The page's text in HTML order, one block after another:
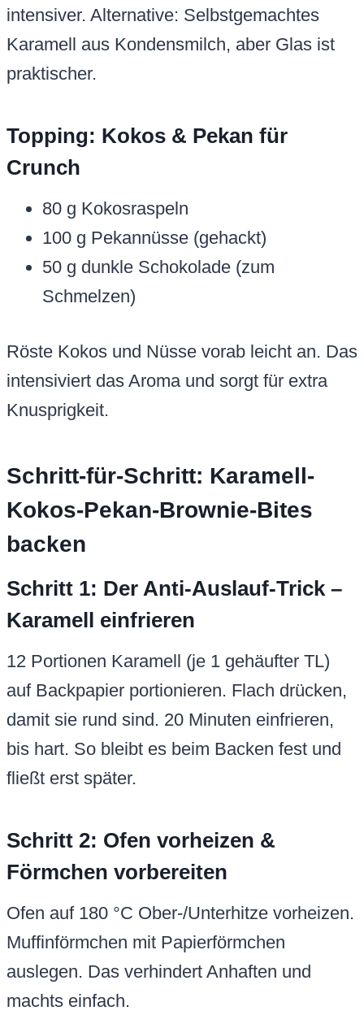
intensiver. Alternative: Selbstgemachtes
Karamell aus Kondensmilch, aber Glas ist
praktischer.
Topping: Kokos & Pekan für
Crunch
80 g Kokosraspeln
100 g Pekannüsse (gehackt)
50 g dunkle Schokolade (zum
Schmelzen)
Röste Kokos und Nüsse vorab leicht an. Das
intensiviert das Aroma und sorgt für extra
Knusprigkeit.
Schritt-für-Schritt: Karamell-
Kokos-Pekan-Brownie-Bites
backen
Schritt 1: Der Anti-Auslauf-Trick –
Karamell einfrieren
12 Portionen Karamell (je 1 gehäufter TL)
auf Backpapier portionieren. Flach drücken,
damit sie rund sind. 20 Minuten einfrieren,
bis hart. So bleibt es beim Backen fest und
fließt erst später.
Schritt 2: Ofen vorheizen &
Förmchen vorbereiten
Ofen auf 180 °C Ober-/Unterhitze vorheizen.
Muffinförmchen mit Papierförmchen
auslegen. Das verhindert Anhaften und
machts einfach.